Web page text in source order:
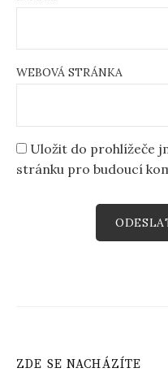
WEBOVÁ STRÁNKA
Uložit do prohlížeče
stránku pro budoucí
ZDE SE NACHÁZÍTE